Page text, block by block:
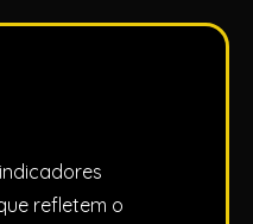
refletem o